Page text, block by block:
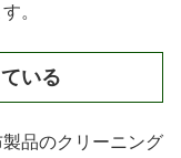
。
いる
品のクリーニング